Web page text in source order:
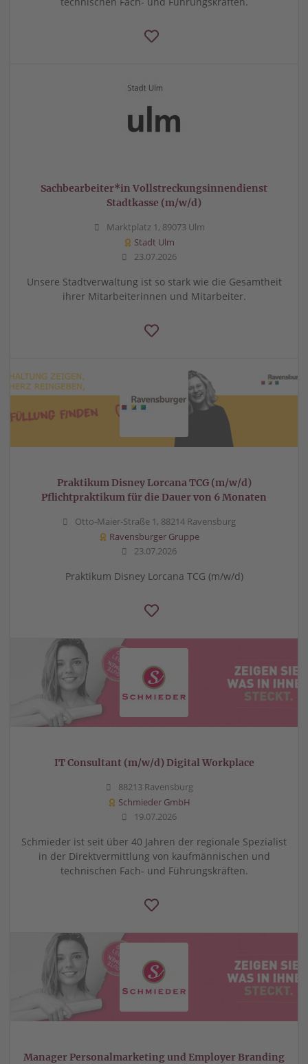
Sachbearbeiter*in Vollstreckungsinnendienst
Stadtkasse (m/w/d)
Marktplatz 1, 89073 Ulm
Stadt Ulm
23.07.2026
Unsere Stadtverwaltung ist so stark wie die Gesamtheit
ihrer Mitarbeiterinnen und Mitarbeiter.
Praktikum Disney Lorcana TCG (m/w/d)
Pflichtpraktikum für die Dauer von 6 Monaten
Otto-Maier-Straße 1, 88214 Ravensburg
Ravensburger Gruppe
23.07.2026
Praktikum Disney Lorcana TCG (m/w/d)
IT Consultant (m/w/d) Digital Workplace
88213 Ravensburg
Schmieder GmbH
19.07.2026
Schmieder ist seit über 40 Jahren der regionale Spezialist
in der Direktvermittlung von kaufmännischen und
technischen Fach- und Führungskräften.
Manager Personalmarketing und Employer Branding